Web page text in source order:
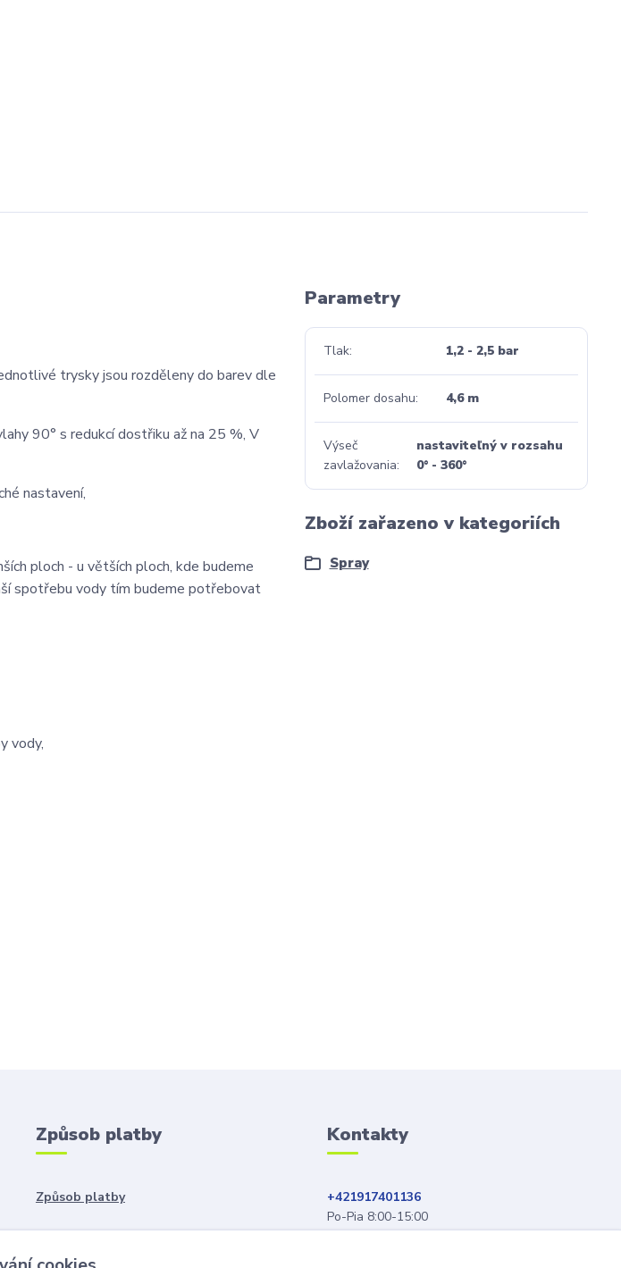
trysky jsou rozděleny do barev dle
90° s redukcí dostřiku až na 25 %, V
nastavení,
ploch - u větších ploch, kde budeme
spotřebu vody tím budeme potřebovat
vody,
Parametry
Tlak 1,2 - 2,5 bar
Polomer dosahu 4,6 m
Výseč
zavlažovania
nastaviteľný v rozsahu
0° - 360°
Zboží zařazeno v kategoriích
Spray
Způsob platby
Způsob platby
Kontakty
+421917401136
Po-Pia 8:00-15:00